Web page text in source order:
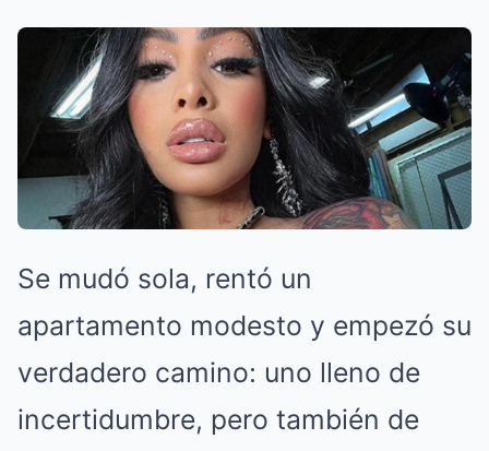
Se mudó sola, rentó un
apartamento modesto y empezó su
verdadero camino: uno lleno de
incertidumbre, pero también de